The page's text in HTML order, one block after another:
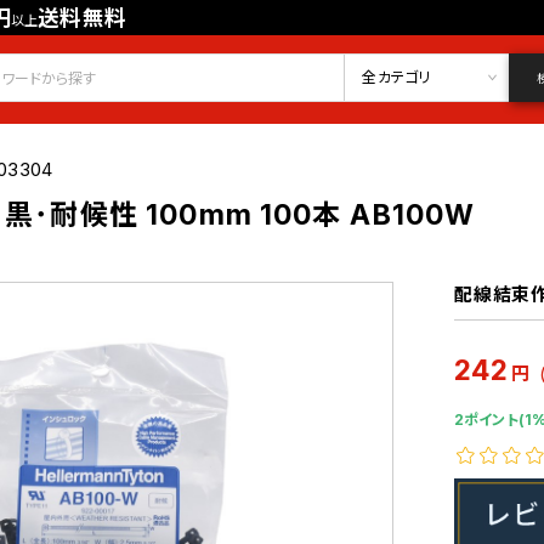
以上送料無料
会員登録 ログイン
お気に入り
全カテゴリ
黒･耐候性 100mm 100本 AB100W
配線結束
242 円
2ポイント